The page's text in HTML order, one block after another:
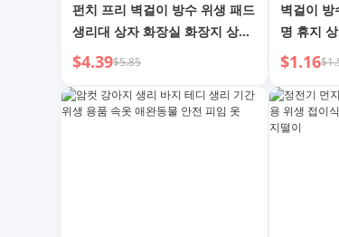
펀치 프리 벽걸이 방수 위생 패드
생리대 상자 화장실 화장지 상자
화장지 수납 선반
$4.39$5.85
벽걸이
명 휴지
$1.16